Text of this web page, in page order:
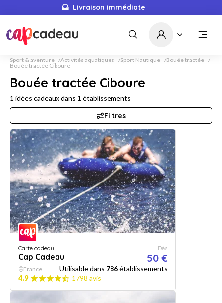
Livraison immédiate
Sport & aventure Activités aquatiques Sport Nautique
Bouée tractée
Bouée tractée Ciboure
Bouée tractée Ciboure
1 idées cadeaux dans 1 établissements
Filtres
Carte cadeau
Cap Cadeau
Dès
50 €
France Utilisable dans 786établissements
4.9
1798 avis